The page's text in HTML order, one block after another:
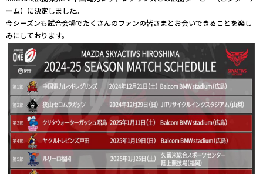
ーム）に決定しました。
今シーズンも試合会場でたくさんのファンの皆さまとお会いできることを楽し
みにしております。